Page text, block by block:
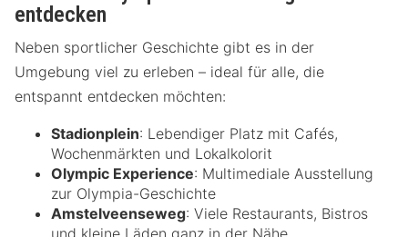
entdecken
Neben sportlicher Geschichte gibt es in der
Umgebung viel zu erleben – ideal für alle, die
entspannt entdecken möchten:
Stadionplein: Lebendiger Platz mit Cafés,
Wochenmärkten und Lokalkolorit
Olympic Experience: Multimediale Ausstellung
zur Olympia-Geschichte
Amstelveenseweg: Viele Restaurants, Bistros
und kleine Läden ganz in der Nähe